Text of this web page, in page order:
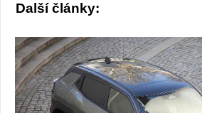
Další články: